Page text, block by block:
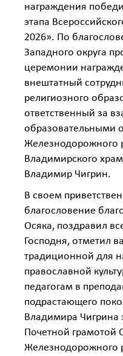
награждения
этапа
2026». По
Западного округа
церемонии
внештатный
религиозного
ответственный за
образовательными
Железнодорожного
Владимирского
Владимир Чигрин.
В своем
благословение
Осяка, поздравил
Господня, отметил
традиционной для
православной
педагогам в
подрастающего
Владимира Чигрина
Почетной грамотой
Железнодорожного